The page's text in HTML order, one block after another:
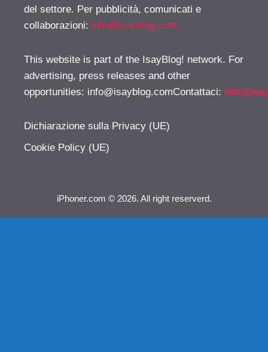
del settore. Per pubblicità, comunicati e
collaborazioni: info@isayblog.com
This website is part of the IsayBlog! network. For
advertising, press releases and other
opportunities: info@isayblog.comContattaci:
Dichiarazione sulla Privacy (UE)
Cookie Policy (UE)
iPhoner.com © 2026. All right reserverd.